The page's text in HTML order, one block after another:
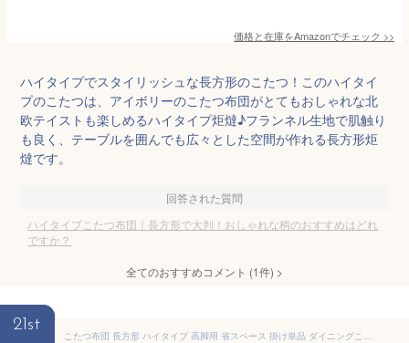
価格と在庫をAmazonでチェック >>
ハイタイプでスタイリッシュな長方形のこたつ！このハイタイ
プのこたつは、アイボリーのこたつ布団がとてもおしゃれな北
欧テイストも楽しめるハイタイプ炬燵♪フランネル生地で肌触り
も良く、テーブルを囲んでも広々とした空間が作れる長方形炬
燵です。
回答された質問
ハイタイプこたつ布団｜長方形で大判！おしゃれな柄のおすすめはどれ
ですか？
全てのおすすめコメント (1件) >
21st
こたつ布団 長方形 ハイタイプ 高脚用 省スペース 掛け単品 ダイニングこたつ布団 フィーラH薄掛 約235×295cm こたつ掛け布団 こたつ掛布団 こたつふとん コタツ布団 コタツ コタツ布団 掛け布団 おしゃれ 和 人気 かわいい シンプル 北欧 和室 洋室 和モダン 食卓